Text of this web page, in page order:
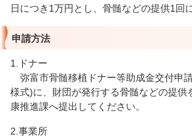
日につき1万円とし、骨髄などの提供1回
申請方法
1.ドナー
弥富市骨髄移植ドナー等助成金交付申
様式)に、財団が発行する骨髄などの提供
康推進課へ提出してください。
2.事業所